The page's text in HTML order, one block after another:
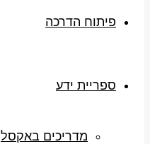
פיתוח הדרכה
ספריית ידע
מדריכים באקסל